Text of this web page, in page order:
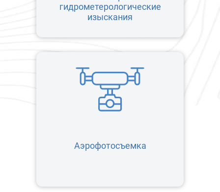
гидрометерологические
изыскания
Аэрофотосъемка